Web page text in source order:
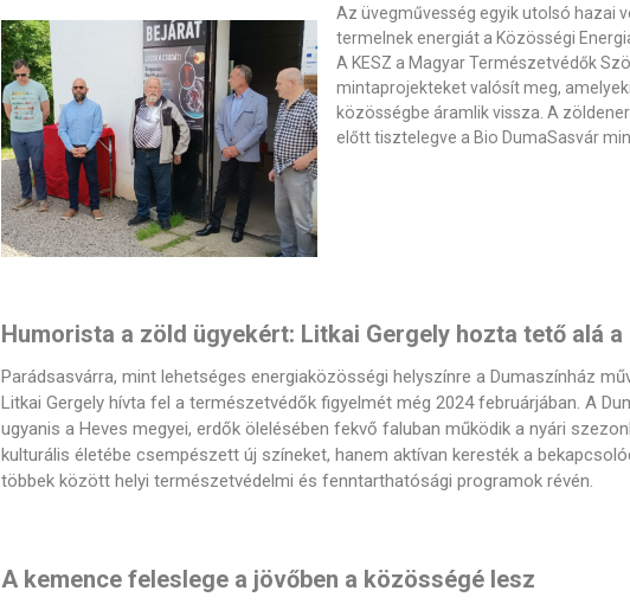
Az üvegművesség egyik utolsó hazai
termelnek energiát a Közösségi
A KESZ a Magyar Természetvédők
mintaprojekteket valósít meg,
közösségbe áramlik vissza. A
előtt tisztelegve a Bio DumaSasvár
Humorista a zöld ügyekért: Litkai Gergely hozta tető alá
Parádsasvárra, mint lehetséges energiaközösségi helyszínre a Dumaszínház
Litkai Gergely hívta fel a természetvédők figyelmét még 2024 februárjában. A
ugyanis a Heves megyei, erdők ölelésében fekvő faluban működik a nyári
kulturális életébe csempészett új színeket, hanem aktívan keresték a
többek között helyi természetvédelmi és fenntarthatósági programok révén.
A kemence feleslege a jövőben a közösségé lesz